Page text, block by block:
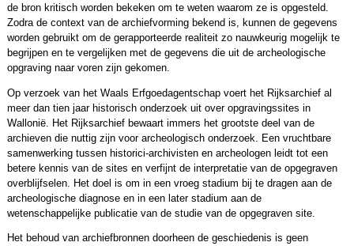
de bron kritisch worden bekeken om te weten waarom ze is opgesteld.
Zodra de context van de archiefvorming bekend is, kunnen de gegevens
worden gebruikt om de gerapporteerde realiteit zo nauwkeurig mogelijk te
begrijpen en te vergelijken met de gegevens die uit de archeologische
opgraving naar voren zijn gekomen.
Op verzoek van het Waals Erfgoedagentschap voert het Rijksarchief al
meer dan tien jaar historisch onderzoek uit over opgravingssites in
Wallonië. Het Rijksarchief bewaart immers het grootste deel van de
archieven die nuttig zijn voor archeologisch onderzoek. Een vruchtbare
samenwerking tussen historici-archivisten en archeologen leidt tot een
betere kennis van de sites en verfijnt de interpretatie van de opgegraven
overblijfselen. Het doel is om in een vroeg stadium bij te dragen aan de
archeologische diagnose en in een later stadium aan de
wetenschappelijke publicatie van de studie van de opgegraven site.
Het behoud van archiefbronnen doorheen de geschiedenis is geen